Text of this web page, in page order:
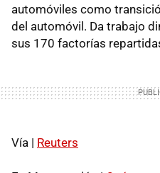
automóviles como
del automóvil. Da trabajo
sus 170 factorías
Vía | Reuters